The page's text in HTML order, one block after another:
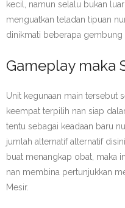
kecil, namun selalu bukan
menguatkan teladan tipuan
dinikmati beberapa gembung
Gameplay maka
Unit kegunaan main tersebut
keempat terpilih nan siap
tentu sebagai keadaan baru
jumlah alternatif alternatif
buat menangkap obat, maka
nan membina pertunjukkan
Mesir.